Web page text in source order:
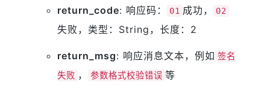
return_code: 响应码： 01 成功， 02
失败，类型：String，长度：2
return_msg: 响应消息文本，例如 签名
失败 ， 参数格式校验错误 等